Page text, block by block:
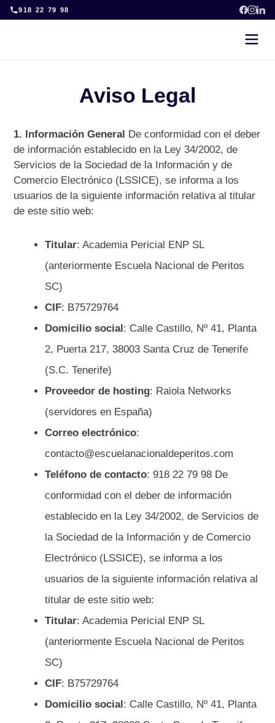
Skip
to
918 22 79 98
Aviso Legal
1. Información General
De conformidad con el deber
de información establecido en la Ley 34/2002, de
Servicios de la Sociedad de la Información y de
Comercio Electrónico (LSSICE), se informa a los
usuarios de la siguiente información relativa al titular
de este sitio web:
Titular: Academia Pericial ENP SL
(anteriormente Escuela Nacional de Peritos
SC)
CIF: B75729764
Domicilio social: Calle Castillo, Nº 41, Planta
2, Puerta 217, 38003 Santa Cruz de Tenerife
(S.C. Tenerife)
Proveedor de hosting: Raiola Networks
(servidores en España)
Correo electrónico:
contacto@escuelanacionaldeperitos.com
Teléfono de contacto: 918 22 79 98 De
conformidad con el deber de información
establecido en la Ley 34/2002, de Servicios de
la Sociedad de la Información y de Comercio
Electrónico (LSSICE), se informa a los
usuarios de la siguiente información relativa al
titular de este sitio web:
Titular: Academia Pericial ENP SL
(anteriormente Escuela Nacional de Peritos
SC)
CIF: B75729764
Domicilio social: Calle Castillo, Nº 41, Planta